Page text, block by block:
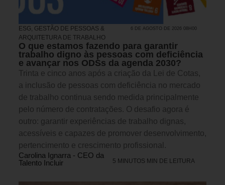
ESG, GESTÃO DE PESSOAS &
ARQUITETURA DE TRABALHO
6 DE AGOSTO DE 2026 08H00
O que estamos fazendo para garantir
trabalho digno às pessoas com deficiência
e avançar nos ODSs da agenda 2030?
Trinta e cinco anos após a criação da Lei de Cotas,
a inclusão de pessoas com deficiência no mercado
de trabalho continua sendo medida principalmente
pelo número de contratações. O desafio agora é
outro: garantir experiências de trabalho dignas,
acessíveis e capazes de promover desenvolvimento,
pertencimento e crescimento profissional.
Carolina Ignarra - CEO da
Talento Incluir
5 MINUTOS MIN DE LEITURA